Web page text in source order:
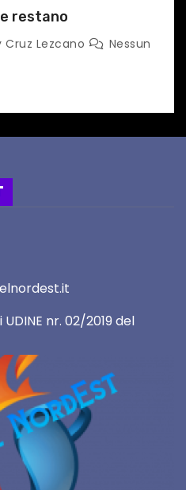
restano
Cruz Lezcano
Nessun
nr. 02/2019 del